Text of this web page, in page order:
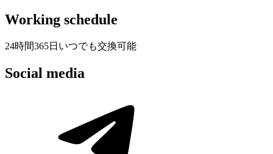
Working schedule
24時間365日いつでも交換可能
Social media